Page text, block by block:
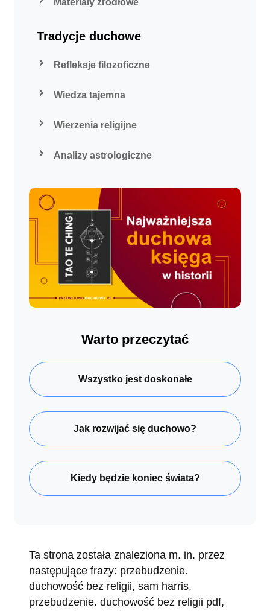
Materiały źródłowe
Tradycje duchowe
Refleksje filozoficzne
Wiedza tajemna
Wierzenia religijne
Analizy astrologiczne
Warto przeczytać
Wszystko jest doskonałe
Jak rozwijać się duchowo?
Kiedy będzie koniec świata?
Ta strona została znaleziona m. in. przez
następujące frazy: przebudzenie.
duchowość bez religii, sam harris,
przebudzenie. duchowość bez religii pdf,